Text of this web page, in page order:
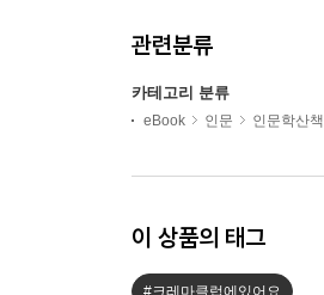
관련분류
카테고리 분류
eBook 인문 인문학산책
이 상품의 태그
#크레마클럽에있어요